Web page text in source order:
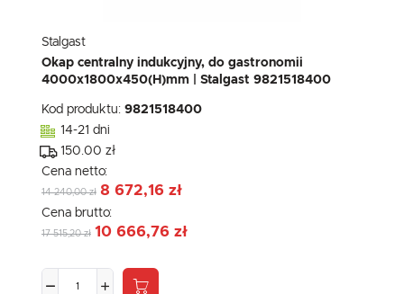
Stalgast
Okap centralny indukcyjny, do gastronomii
4000x1800x450(H)mm | Stalgast 9821518400
Kod produktu: 9821518400
14-21 dni
150.00 zł
Cena netto:
14 240,00 zł 8 672,16 zł
Cena brutto:
17 515,20 zł 10 666,76 zł